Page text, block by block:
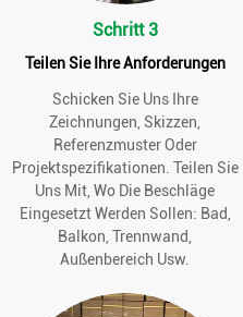
Schritt 3
Teilen Sie Ihre Anforderungen
Schicken Sie Uns Ihre
Zeichnungen, Skizzen,
Referenzmuster Oder
Projektspezifikationen. Teilen Sie
Uns Mit, Wo Die Beschläge
Eingesetzt Werden Sollen: Bad,
Balkon, Trennwand,
Außenbereich Usw.